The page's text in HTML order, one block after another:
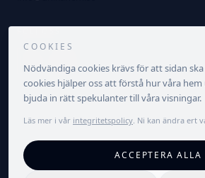
IntegritetspolicyVillkor
COOKIES
Nödvändiga cookies krävs för att sidan
cookies hjälper oss att förstå hur våra
bjuda in rätt spekulanter till våra visningar.
Läs mer i vår integritetspolicy. Ni kan ändra ert
ACCEPTERA ALLA